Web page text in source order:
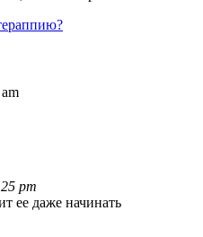
pm
ее даже начинать